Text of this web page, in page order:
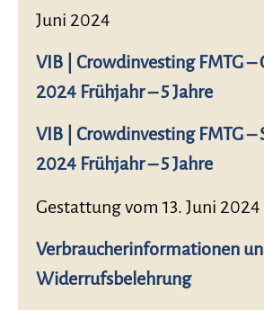
Juni 2024
VIB | Crowdinvesting FMTG –
2024 Frühjahr – 5 Jahre
VIB | Crowdinvesting FMTG –
2024 Frühjahr – 5 Jahre
Gestattung vom 13. Juni 2024
Verbraucherinformationen
Widerrufsbelehrung